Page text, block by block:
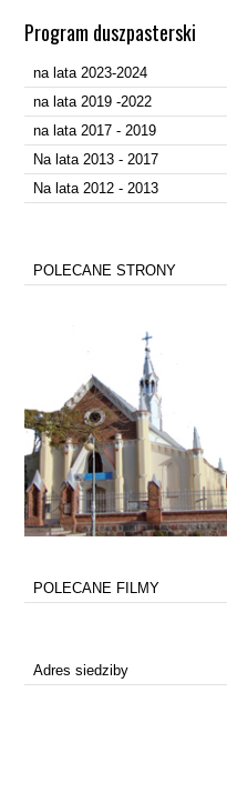
Program duszpasterski
na lata 2023-2024
na lata 2019 -2022
na lata 2017 - 2019
Na lata 2013 - 2017
Na lata 2012 - 2013
POLECANE STRONY
POLECANE FILMY
Adres siedziby